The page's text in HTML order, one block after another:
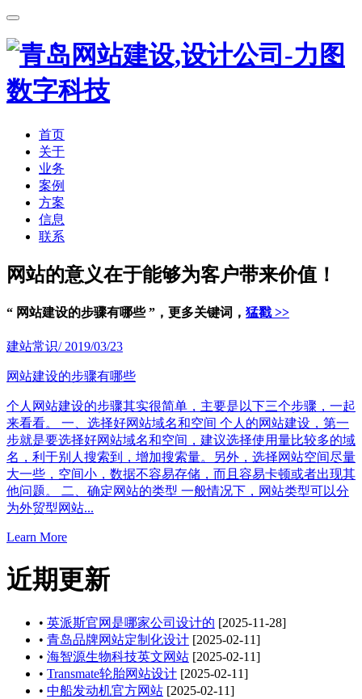
首页
关于
业务
案例
方案
信息
联系
网站的意义在于能够为客户带来价值！
“ 网站建设的步骤有哪些 ”，更多关键词， 猛戳 >>
建站常识/ 2019/03/23
网站建设的步骤有哪些
个人网站建设的步骤其实很简单，主要是以下三个步骤，一起
来看看。 一、选择好网站域名和空间 个人的网站建设，第一
步就是要选择好网站域名和空间，建议选择使用量比较多的域
名，利于别人搜索到，增加搜索量。另外，选择网站空间尽量
大一些，空间小，数据不容易存储，而且容易卡顿或者出现其
他问题。 二、确定网站的类型 一般情况下，网站类型可以分
为外贸型网站...
Learn More
近期更新
• 英派斯官网是哪家公司设计的 [2025-11-28]
• 青岛品牌网站定制化设计 [2025-02-11]
• 海智源生物科技英文网站 [2025-02-11]
• Transmate轮胎网站设计 [2025-02-11]
• 中船发动机官方网站 [2025-02-11]